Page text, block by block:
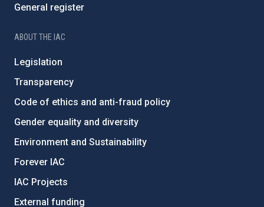
General register
ABOUT THE IAC
Legislation
Transparency
Code of ethics and anti-fraud policy
Gender equality and diversity
Environment and Sustainability
Forever IAC
IAC Projects
External funding